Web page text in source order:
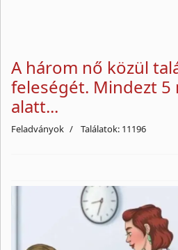
A három nő közül
feleségét. Mindezt 5
alatt...
Feladványok Találatok: 11196